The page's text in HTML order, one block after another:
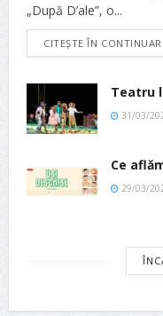
„După D’ale”, o...
CITEȘTE ÎN
Teatru
31/03/
Ce
29/03/